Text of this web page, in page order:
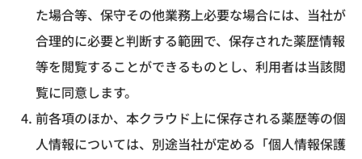
た場合等、保守その他業務上必要な場合には、当社が
合理的に必要と判断する範囲で、保存された薬歴情報
等を閲覧することができるものとし、利用者は当該閲
覧に同意します。
前各項のほか、本クラウド上に保存される薬歴等の個
人情報については、別途当社が定める「個人情報保護